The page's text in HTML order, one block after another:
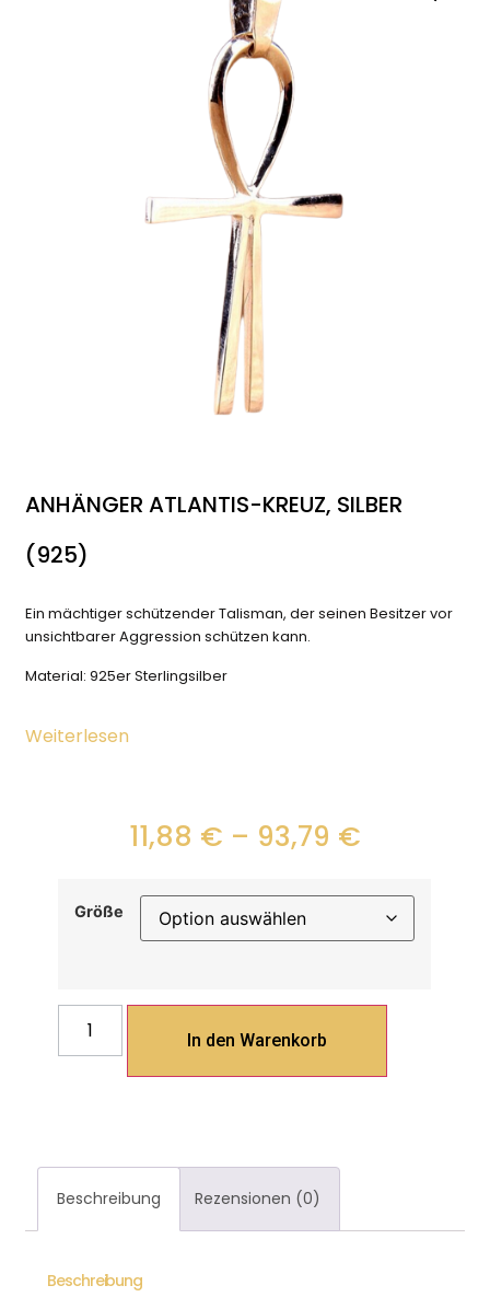
ANHÄNGER ATLANTIS-KREUZ, SILBER
(925)
Ein mächtiger schützender Talisman, der seinen Besitzer vor
unsichtbarer Aggression schützen kann.
Material: 925er Sterlingsilber
Weiterlesen
11,88 € – 93,79 €
Größe
In den Warenkorb
Beschreibung Rezensionen (0)
Beschreibung